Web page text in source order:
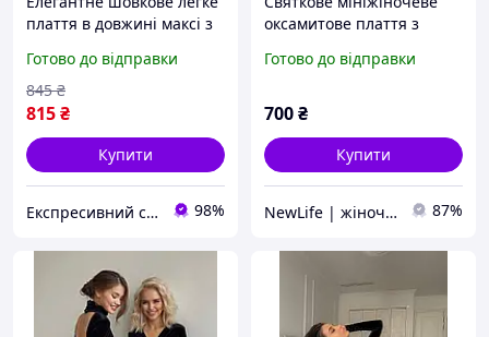
плаття в довжині максі з
чорний смарагдовий
молочний червоний 42-
46 46-48
Готово до відправки
815₴
845 ₴
Купити
Експресивний стиль 98%
оксамитове плаття з
синє, смарагдове)
Готово до відправки
700₴
Купити
NewLife | жіночий одяг 87%